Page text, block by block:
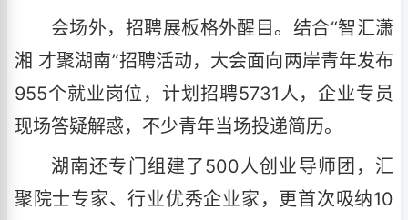
会场外，招聘展板格外醒目。结合“智汇潇
湘 才聚湖南”招聘活动，大会面向两岸青年发布
955个就业岗位，计划招聘5731人，企业专员
现场答疑解惑，不少青年当场投递简历。
湖南还专门组建了500人创业导师团，汇
聚院士专家、行业优秀企业家，更首次吸纳10